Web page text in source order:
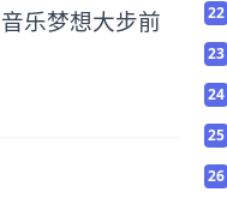
乐梦想大步前
22
23
24
25
26